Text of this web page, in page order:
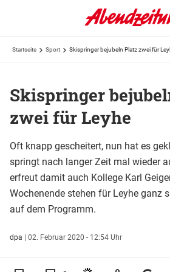
Startseite Sport Skispringer bejubeln Platz zwei für
Skispringer
zwei für Leyhe
Oft knapp gescheitert, nun hat es
springt nach langer Zeit mal wieder
erfreut damit auch Kollege Karl
Wochenende stehen für Leyhe ganz
auf dem Programm.
dpa | 02. Februar 2020 - 12:54 Uhr